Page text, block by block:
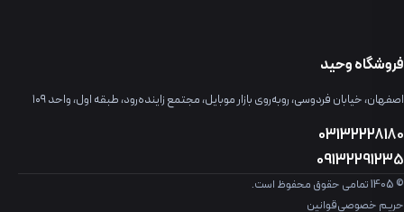
فروشگاه وحید
اصفهان، خیابان فردوسی، روبه‌روی بازار موبایل، مجتمع زاینده‌رود، طبقه اول، واحد ۱۰۹
03132228180
09132291235
© 1405 تمامی حقوق محفوظ است.
حریم خصوصیقوانین